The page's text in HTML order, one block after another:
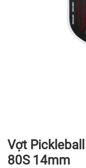
Vợt
80S 14mm